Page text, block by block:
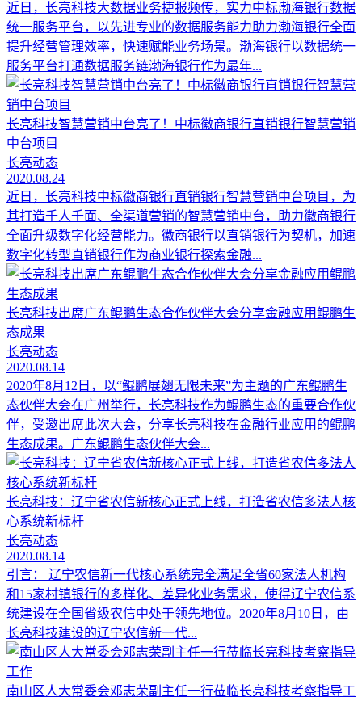
近日，长亮科技大数据业务捷报频传，实力中标渤海银行数据
统一服务平台，以先进专业的数据服务能力助力渤海银行全面
提升经营管理效率，快速赋能业务场景。渤海银行以数据统一
服务平台打通数据服务链渤海银行作为最年...
长亮科技智慧营销中台亮了！中标徽商银行直销银行智慧营销
中台项目
长亮动态
2020.08.24
近日，长亮科技中标徽商银行直销银行智慧营销中台项目，为
其打造千人千面、全渠道营销的智慧营销中台，助力徽商银行
全面升级数字化经营能力。徽商银行以直销银行为契机，加速
数字化转型直销银行作为商业银行探索金融...
长亮科技出席广东鲲鹏生态合作伙伴大会分享金融应用鲲鹏生
态成果
长亮动态
2020.08.14
2020年8月12日，以“鲲鹏展翅无限未来”为主题的广东鲲鹏生
态伙伴大会在广州举行，长亮科技作为鲲鹏生态的重要合作伙
伴，受邀出席此次大会，分享长亮科技在金融行业应用的鲲鹏
生态成果。广东鲲鹏生态伙伴大会...
长亮科技：辽宁省农信新核心正式上线，打造省农信多法人核
心系统新标杆
长亮动态
2020.08.14
引言： 辽宁农信新一代核心系统完全满足全省60家法人机构
和15家村镇银行的多样化、差异化业务需求，使得辽宁农信系
统建设在全国省级农信中处于领先地位。2020年8月10日，由
长亮科技建设的辽宁农信新一代...
南山区人大常委会邓志荣副主任一行莅临长亮科技考察指导工